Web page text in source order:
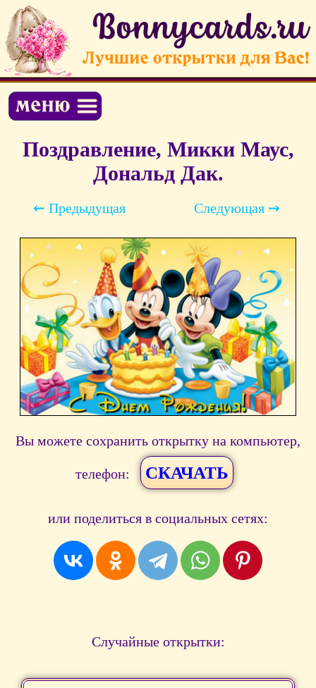
Поздравление, Микки Маус,
Дональд Дак.
⇜ Предыдущая Следующая ⇝
Вы можете сохранить открытку на компьютер,
телефон: СКАЧАТЬ
или поделиться в социальных сетях:
Случайные открытки: